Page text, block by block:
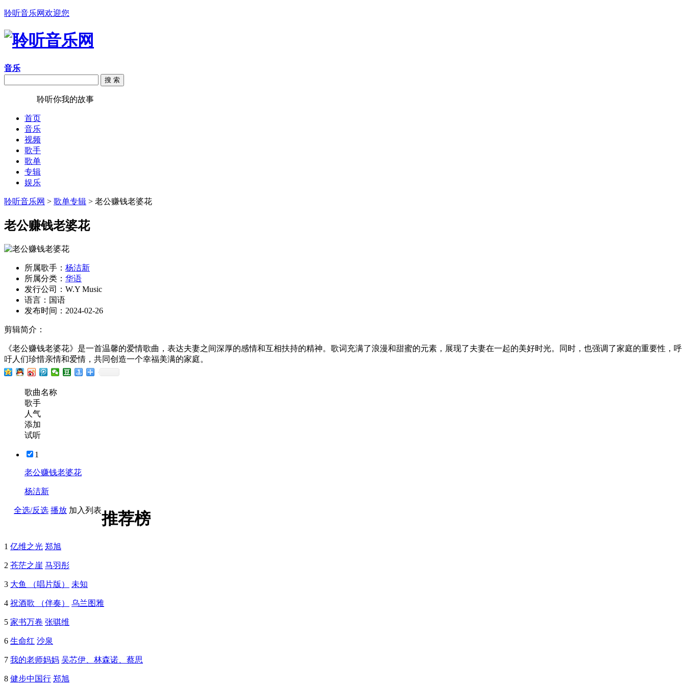
聆听音乐网欢迎您
音乐
搜 索
聆听你我的故事
首页
音乐
视频
歌手
歌单
专辑
娱乐
聆听音乐网 > 歌单专辑 > 老公赚钱老婆花
老公赚钱老婆花
所属歌手： 杨洁新
所属分类： 华语
发行公司： W.Y Music
语言： 国语
发布时间： 2024-02-26
剪辑简介：
《老公赚钱老婆花》是一首温馨的爱情歌曲，表达夫妻之间深厚的感情和互相扶持的精神。歌词充满了浪漫和甜蜜的元素，展现了夫妻在一起的美好时光。同时，也强调了家庭的重要性，呼
吁人们珍惜亲情和爱情，共同创造一个幸福美满的家庭。
歌曲名称
歌手
人气
添加
试听
1
老公赚钱老婆花
杨洁新
全选/反选 播放 加入列表推荐榜
1 亿维之光 郑旭
2 苍茫之崖 马羽彤
3 大鱼 （唱片版） 未知
4 祝酒歌 （伴奏） 乌兰图雅
5 家书万卷 张骐维
6 生命红 沙泉
7 我的老师妈妈 吴芯伊、林森诺、蔡思
8 健步中国行 郑旭